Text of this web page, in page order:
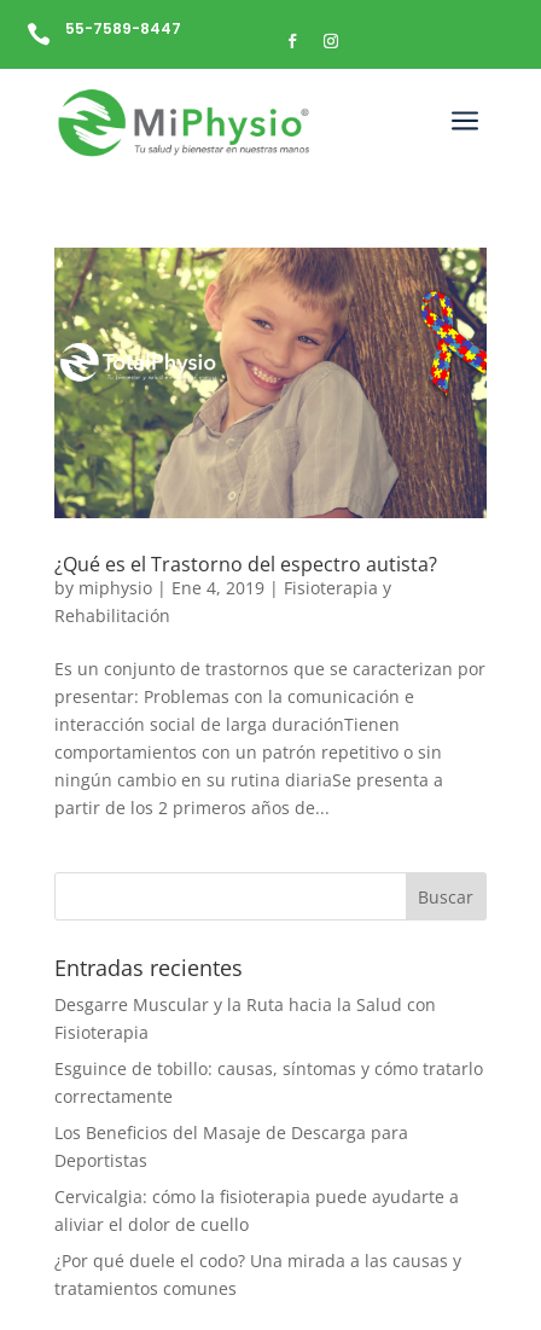
 55-7589-8447
a
¿Qué es el Trastorno del espectro autista?
by miphysio| Ene 4, 2019| Fisioterapia y
Rehabilitación
Es un conjunto de trastornos que se caracterizan por
presentar: Problemas con la comunicación e
interacción social de larga duraciónTienen
comportamientos con un patrón repetitivo o sin
ningún cambio en su rutina diariaSe presenta a
partir de los 2 primeros años de...
Entradas recientes
Desgarre Muscular y la Ruta hacia la Salud con
Fisioterapia
Esguince de tobillo: causas, síntomas y cómo tratarlo
correctamente
Los Beneficios del Masaje de Descarga para
Deportistas
Cervicalgia: cómo la fisioterapia puede ayudarte a
aliviar el dolor de cuello
¿Por qué duele el codo? Una mirada a las causas y
tratamientos comunes